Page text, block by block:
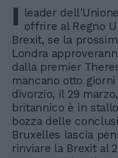
I leader
offrire al Regno
Brexit, se la
Londra
dalla premier
mancano otto
divorzio, il 29
britannico è in
bozza delle
Bruxelles lascia
rinviare la Brexit al